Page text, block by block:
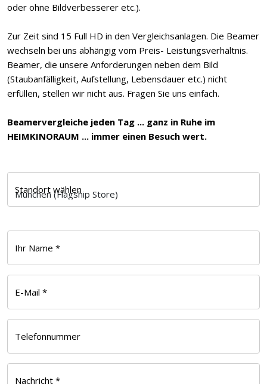
oder ohne Bildverbesserer etc.).
Zur Zeit sind 15 Full HD in den Vergleichsanlagen. Die Beamer
wechseln bei uns abhängig vom Preis- Leistungsverhältnis.
Beamer, die unsere Anforderungen neben dem Bild
(Staubanfälligkeit, Aufstellung, Lebensdauer etc.) nicht
erfüllen, stellen wir nicht aus. Fragen Sie uns einfach.
Beamervergleiche jeden Tag ... ganz in Ruhe im
HEIMKINORAUM ... immer einen Besuch wert.
Standort wählen
Ihr Name *
E-Mail *
Telefonnummer
Nachricht *